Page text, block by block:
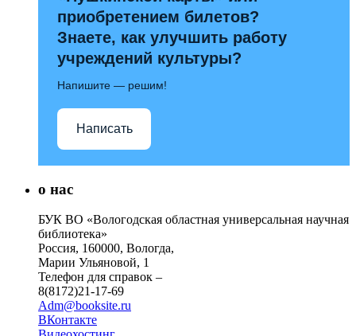
приобретением билетов?
Знаете, как улучшить работу
учреждений культуры?
Напишите — решим!
Написать
о нас
БУК ВО «Вологодская областная универсальная научная
библиотека»
Россия, 160000, Вологда,
Марии Ульяновой, 1
Телефон для справок –
8(8172)21-17-69
Adm@booksite.ru
ВКонтакте